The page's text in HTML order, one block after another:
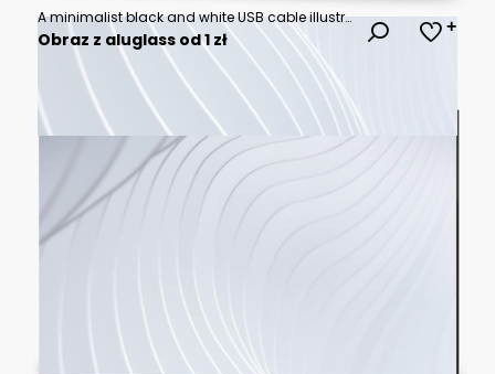
A minimalist black and white USB cable illustration is showcased on white
Obraz z aluglass od 1 zł